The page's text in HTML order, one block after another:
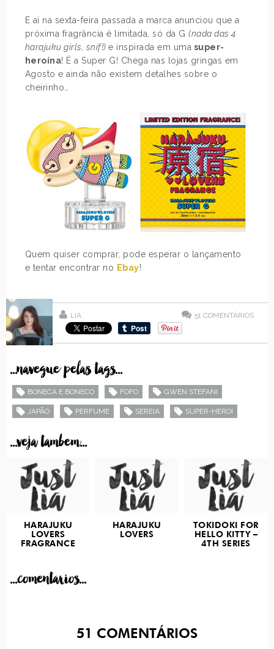
E aí na sexta-feira passada a marca anunciou que a
próxima fragrância é limitada, só da G(nada das 4
harajuku girls, snif!)e inspirada em uma super-
heroína! É a Super G! Chega nas lojas gringas em
Agosto e ainda não existem detalhes sobre o
cheirinho…
Quem quiser comprar, pode esperar o lançamento
e tentar encontrar no Ebay!
LIA 51 COMENTÁRIOS
...navegue pelas tags...
BONECA E BONECO FOFO GWEN STEFANI
JAPÃO PERFUME SEREIA SUPER-HERÓI
...veja tambem...
HARAJUKU
LOVERS
FRAGRANCE
HARAJUKU
LOVERS
TOKIDOKI FOR
HELLO KITTY –
4TH SERIES
...comentarios...
51 COMENTÁRIOS